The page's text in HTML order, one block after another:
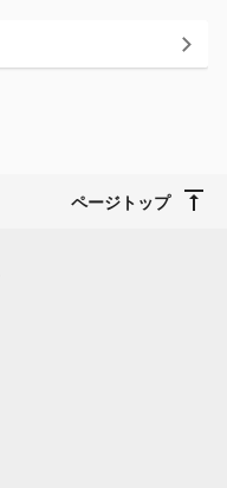
ページトップ